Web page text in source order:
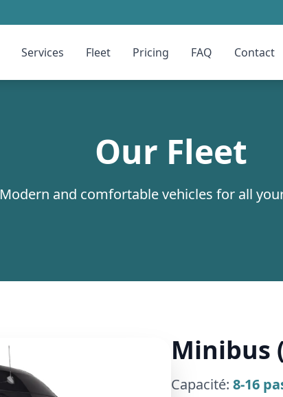
Services Fleet Pricing FAQ Contact
Our Fleet
Modern and comfortable vehicles for all
Minibus
Capacité: 8-16